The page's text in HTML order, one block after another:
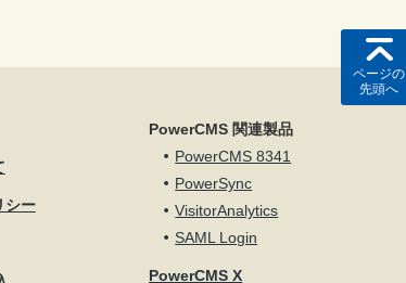
ページの
先頭へ
シー
PowerCMS 関連製品
PowerCMS 8341
PowerSync
VisitorAnalytics
SAML Login
PowerCMS X